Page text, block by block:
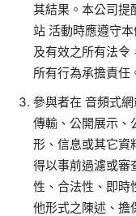
其結果。本公司提
站 活動時應遵守
及有效之所有法令
所有行為承擔責任
參與者在 音頻式
傳輸、公開展示、
形、信息或其它資
得以事前過濾或審
性、合法性、即時
他形式之陳述、擔